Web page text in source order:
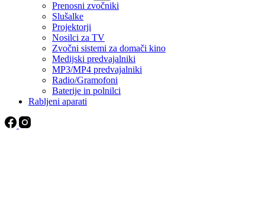
Prenosni zvočniki
Slušalke
Projektorji
Nosilci za TV
Zvočni sistemi za domači kino
Medijski predvajalniki
MP3/MP4 predvajalniki
Radio/Gramofoni
Baterije in polnilci
Rabljeni aparati